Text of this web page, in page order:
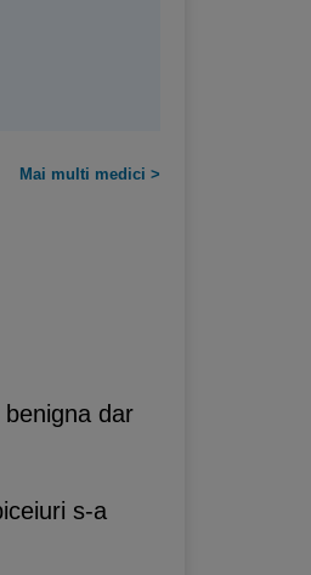
Mai multi medici >
dar
s-a